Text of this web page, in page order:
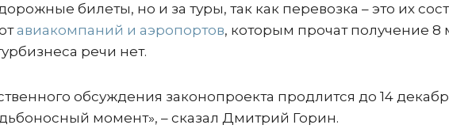
билеты, но и за туры, так как перевозка – это их
авиакомпаний и аэропортов, которым прочат получение 8
речи нет.
обсуждения законопроекта продлится до 14
момент», – сказал Дмитрий Горин.